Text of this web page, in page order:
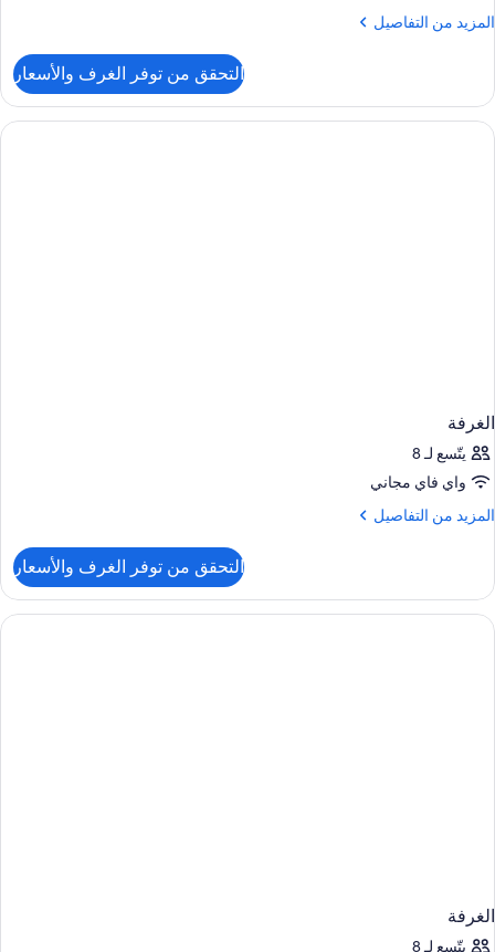
المزيد من التفاصيل
المزيد
الغرفة
التحقق من توفر الغرف والأسعار
الغرفة
يتّسع لـ 8
واي فاي مجاني
المزيد من التفاصيل
المزيد
الغرفة
التحقق من توفر الغرف والأسعار
الغرفة
يتّسع لـ 8